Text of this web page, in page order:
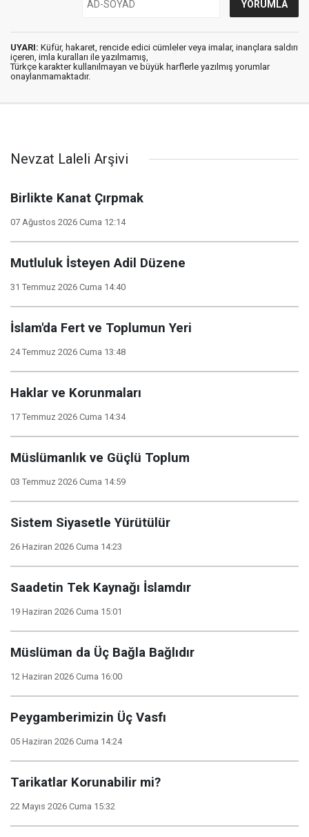
UYARI: Küfür, hakaret, rencide edici cümleler veya imalar, inançlara saldırı
içeren, imla kuralları ile yazılmamış,
Türkçe karakter kullanılmayan ve büyük harflerle yazılmış yorumlar
onaylanmamaktadır.
Nevzat Laleli Arşivi
Birlikte Kanat Çırpmak
07 Ağustos 2026 Cuma 12:14
Mutluluk İsteyen Adil Düzene
31 Temmuz 2026 Cuma 14:40
İslam'da Fert ve Toplumun Yeri
24 Temmuz 2026 Cuma 13:48
Haklar ve Korunmaları
17 Temmuz 2026 Cuma 14:34
Müslümanlık ve Güçlü Toplum
03 Temmuz 2026 Cuma 14:59
Sistem Siyasetle Yürütülür
26 Haziran 2026 Cuma 14:23
Saadetin Tek Kaynağı İslamdır
19 Haziran 2026 Cuma 15:01
Müslüman da Üç Bağla Bağlıdır
12 Haziran 2026 Cuma 16:00
Peygamberimizin Üç Vasfı
05 Haziran 2026 Cuma 14:24
Tarikatlar Korunabilir mi?
22 Mayıs 2026 Cuma 15:32